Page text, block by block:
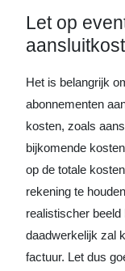
Let op
Het is belangrijk
abonnementen
kosten, zoals
bijkomende
op de totale
rekening te
realistischer
daadwerkelijk zal
factuur. Let dus